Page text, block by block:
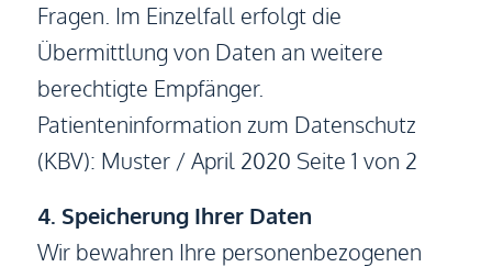
Fragen. Im Einzelfall erfolgt die
Übermittlung von Daten an weitere
berechtigte Empfänger.
Patienteninformation zum Datenschutz
(KBV): Muster / April 2020 Seite 1 von 2
4. Speicherung Ihrer Daten
Wir bewahren Ihre personenbezogenen